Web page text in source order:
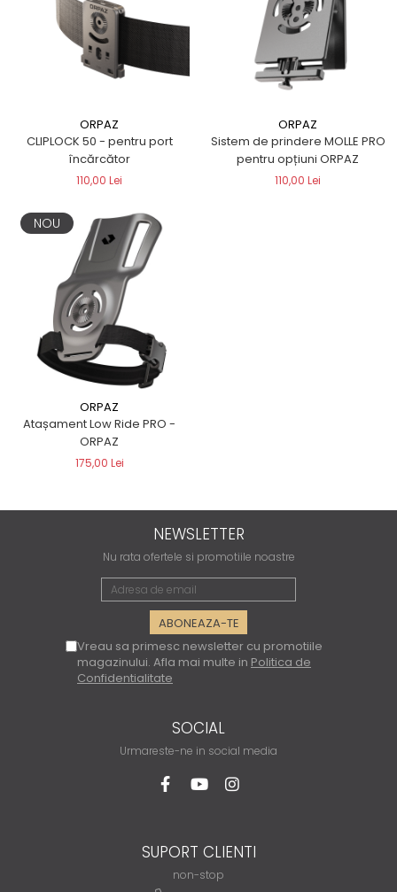
ORPAZ
CLIPLOCK 50 - pentru port
încărcător
110,00 Lei
ORPAZ
Sistem de prindere MOLLE PRO
pentru opțiuni ORPAZ
110,00 Lei
NOU
ORPAZ
Atașament Low Ride PRO -
ORPAZ
175,00 Lei
NEWSLETTER
Nu rata ofertele si promotiile noastre
Vreau sa primesc newsletter cu promotiile
magazinului. Afla mai multe in Politica de
Confidentialitate
SOCIAL
Urmareste-ne in social media
SUPORT CLIENTI
non-stop